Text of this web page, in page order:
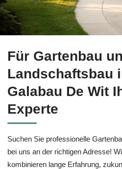
Für Gartenbau
Landschaftsbau
Galabau De Wit
Experte
Suchen Sie professionelle
bei uns an der richtigen Adresse!
kombinieren lange Erfahrung,